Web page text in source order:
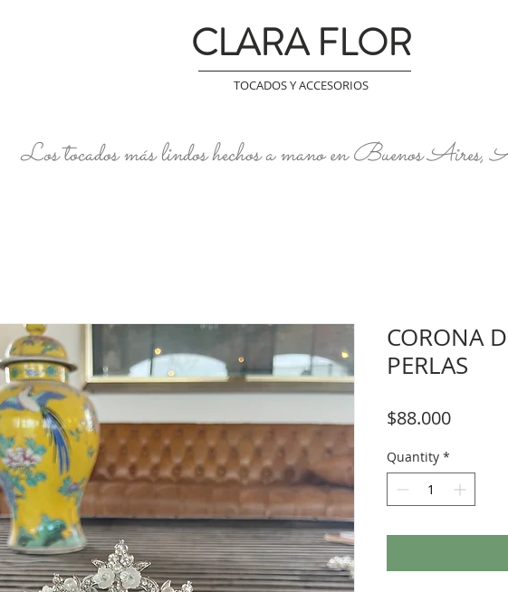
CLARA FLOR
TOCADOS Y ACCESORIOS
Los tocados más lindos hechos a mano en Buenos Aires,
CORONA
PERLAS
$88.000Price
Quantity *